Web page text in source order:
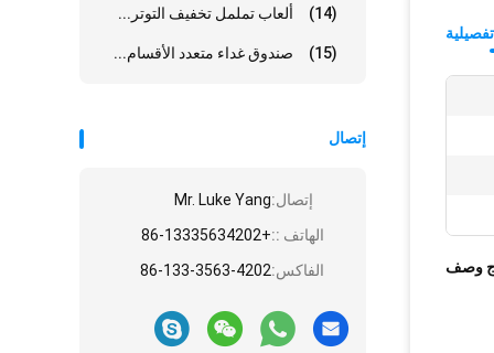
ألعاب تململ تخفيف التوتر... (14)
صندوق غداء متعدد الأقسام... (15)
إتصال
إتصال:Mr. Luke Yang
الهاتف ::+86-13335634202
الفاكس:86-133-3563-4202 وصف